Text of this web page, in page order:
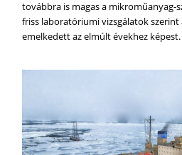
továbbra is magas a mikroműanyag-
friss laboratóriumi vizsgálatok
emelkedett az elmúlt évekhez képest.